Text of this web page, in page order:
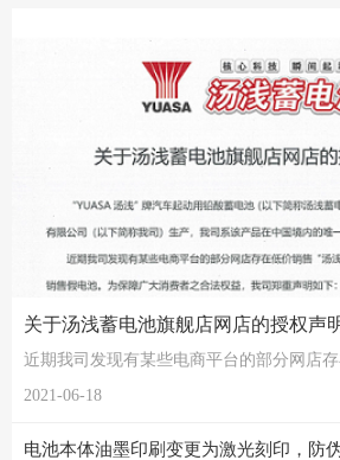
关于汤浅蓄电池旗舰店网店的授权声
近期我司发现有某些电商平台的部分网店存
2021-06-18
电池本体油墨印刷变更为激光刻印，防